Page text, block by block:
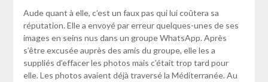
Aude quant à elle, c’est un faux pas qui lui coûtera sa
réputation. Elle a envoyé par erreur quelques-unes de ses
images en seins nus dans un groupe WhatsApp. Après
s’être excusée auprès des amis du groupe, elle les a
suppliés d’effacer les photos mais c’était trop tard pour
elle. Les photos avaient déjà traversé la Méditerranée. Au